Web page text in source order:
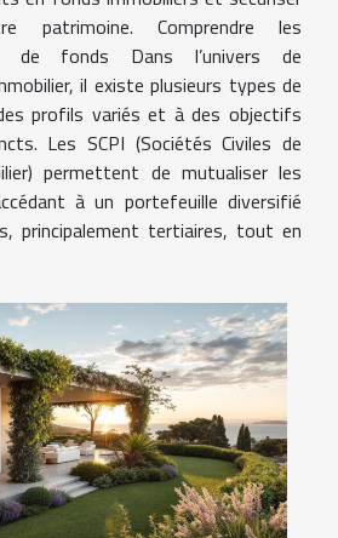
patrimoine. Comprendre les
de fonds Dans l’univers de
il existe plusieurs types de
profils variés et à des objectifs
Les SCPI (Sociétés Civiles de
permettent de mutualiser les
à un portefeuille diversifié
principalement tertiaires, tout en